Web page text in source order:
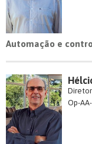
Automação e
Op-